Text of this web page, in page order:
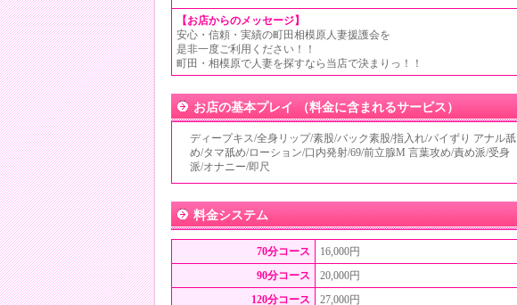
【お店からのメッセージ】
安心・信頼・実績の町田相模原人妻援護会を
是非一度ご利用ください！！
町田・相模原で人妻を探すなら当店で決まりっ！！
お店の基本プレイ （料金に含まれるサービス）
ディープキス/全身リップ/素股/バック素股/指入れ/パイずり アナル舐
め/タマ舐め/ローション/口内発射/69/前立腺M 言葉攻め/責め派/受身
派/オナニー/即尺
料金システム
70分コース
16,000円
90分コース
20,000円
120分コース
27,000円